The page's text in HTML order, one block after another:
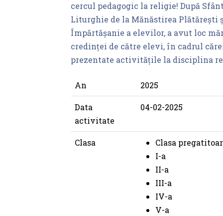
cercul pedagogic la religie! După
Liturghie de la Mănăstirea Plătărești
Împărtășanie a elevilor, a avut loc
credinței de către elevi, în cadrul
prezentate activitățile la disciplina
An 2025
Data
activitate
04-02-2025
Clasa
Clasa
I-a
II-a
III-a
IV-a
V-a